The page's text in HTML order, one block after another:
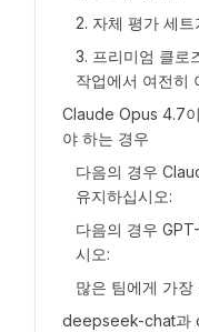
2. 자체 평가 세
3. 프리미엄 클로
작업에서 여전히
Claude Opus 4.7
야 하는 경우
다음의 경우
유지하십시오:
다음의 경우
시오:
많은 팀에게 가장
deepseek-chat과